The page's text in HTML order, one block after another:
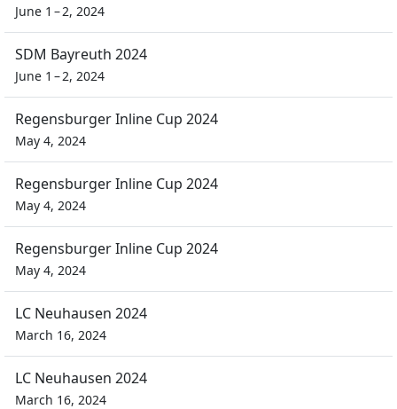
June 1 – 2, 2024
SDM Bayreuth 2024
June 1 – 2, 2024
Regensburger Inline Cup 2024
May 4, 2024
Regensburger Inline Cup 2024
May 4, 2024
Regensburger Inline Cup 2024
May 4, 2024
LC Neuhausen 2024
March 16, 2024
LC Neuhausen 2024
March 16, 2024